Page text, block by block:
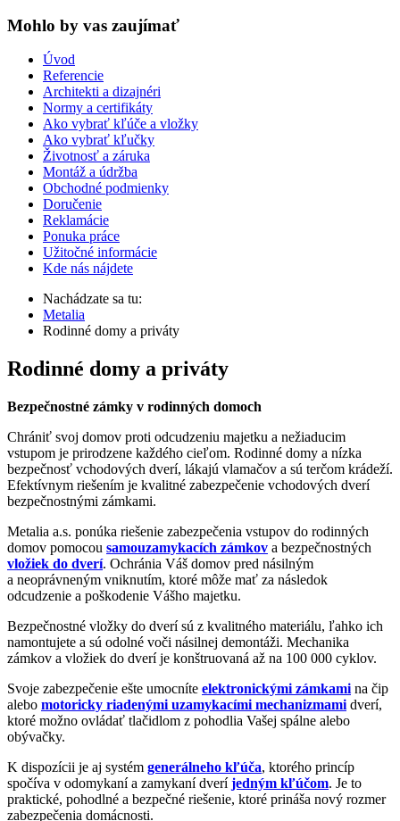
Mohlo by vas zaujímať
Úvod
Referencie
Architekti a dizajnéri
Normy a certifikáty
Ako vybrať kľúče a vložky
Ako vybrať kľučky
Životnosť a záruka
Montáž a údržba
Obchodné podmienky
Doručenie
Reklamácie
Ponuka práce
Užitočné informácie
Kde nás nájdete
Nachádzate sa tu:
Metalia
Rodinné domy a priváty
Rodinné domy a priváty
Bezpečnostné zámky v rodinných domoch
Chrániť svoj domov proti odcudzeniu majetku a nežiaducim
vstupom je prirodzene každého cieľom. Rodinné domy a nízka
bezpečnosť vchodových dverí, lákajú vlamačov a sú terčom krádeží.
Efektívnym riešením je kvalitné zabezpečenie vchodových dverí
bezpečnostnými zámkami.
Metalia a.s. ponúka riešenie zabezpečenia vstupov do rodinných
domov pomocou samouzamykacích zámkov a bezpečnostných
vložiek do dverí. Ochránia Váš domov pred násilným
a neoprávneným vniknutím, ktoré môže mať za následok
odcudzenie a poškodenie Vášho majetku.
Bezpečnostné vložky do dverí sú z kvalitného materiálu, ľahko ich
namontujete a sú odolné voči násilnej demontáži. Mechanika
zámkov a vložiek do dverí je konštruovaná až na 100 000 cyklov.
Svoje zabezpečenie ešte umocníte elektronickými zámkami na čip
alebo motoricky riadenými uzamykacími mechanizmami dverí,
ktoré možno ovládať tlačidlom z pohodlia Vašej spálne alebo
obývačky.
K dispozícii je aj systém generálneho kľúča, ktorého princíp
spočíva v odomykaní a zamykaní dveríjedným kľúčom. Je to
praktické, pohodlné a bezpečné riešenie, ktoré prináša nový rozmer
zabezpečenia domácnosti.